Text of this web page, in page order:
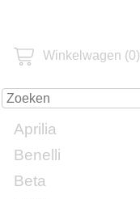
Winkelwagen (0)
Aprilia
Benelli
Beta